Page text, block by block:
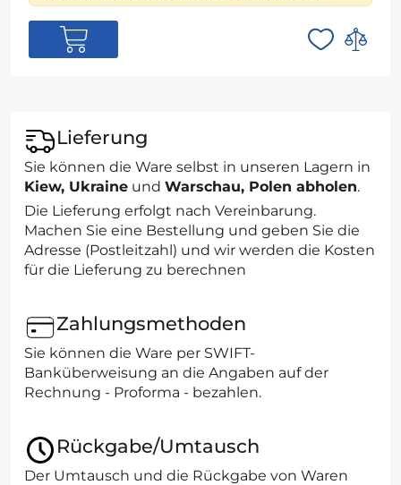
Lieferung
Sie können die Ware selbst in unseren Lagern in
Kiew, Ukraine und Warschau, Polen abholen.
Die Lieferung erfolgt nach Vereinbarung.
Machen Sie eine Bestellung und geben Sie die
Adresse (Postleitzahl) und wir werden die Kosten
für die Lieferung zu berechnen
Zahlungsmethoden
Sie können die Ware per SWIFT-
Banküberweisung an die Angaben auf der
Rechnung - Proforma - bezahlen.
Rückgabe/Umtausch
Der Umtausch und die Rückgabe von Waren